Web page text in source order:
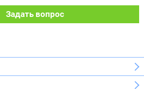
Задать вопрос